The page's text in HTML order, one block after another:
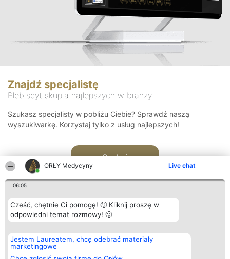
ORŁY Medycyny Live chat
06:05
Cześć, chętnie Ci pomogę! 🙂 Kliknij proszę w
odpowiedni temat rozmowy! 🙂
Jestem Laureatem, chcę odebrać materiały
marketingowe
Znajdź specjalistę
Plebiscyt skupia najlepszych w branży
Szukasz specjalisty w pobliżu Ciebie? Sprawdź naszą
wyszukiwarkę. Korzystaj tylko z usług najlepszych!
Szukaj
Organizator plebiscytu
Bright Side Solutions sp. z o.
o. sp. k.
ul. Ruska 22
Plebiscyt
Laureaci
wszystkich
Kontakt
Kontakt